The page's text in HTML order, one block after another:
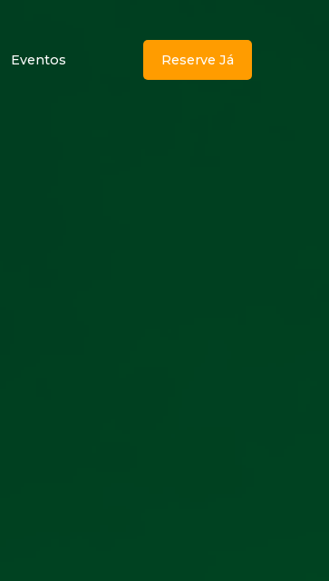
Eventos Reserve Já